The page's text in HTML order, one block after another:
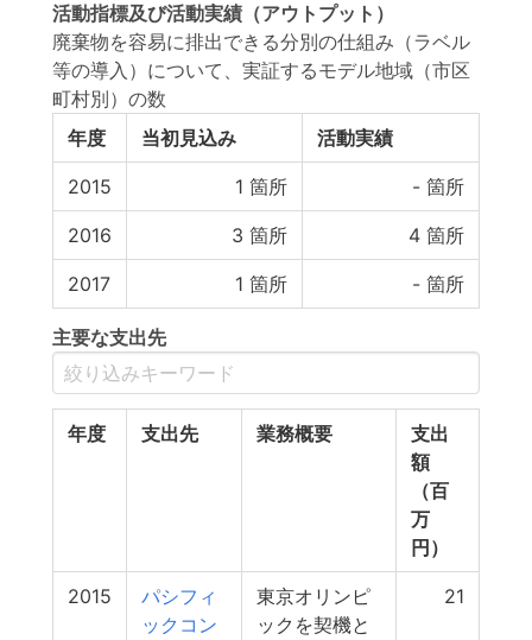
活動指標及び活動実績 （アウトプット）
廃棄物を容易に排出できる分別の仕組み（ラベル
等の導入）について、実証するモデル地域（市区
町村別）の数
年度
当初見込み 活動実績
2015 1 箇所 - 箇所
2016 3 箇所 4 箇所
2017 1 箇所 - 箇所
主要な支出先
年度 支出先 業務概要
支出
額
（百
万
円）
2015
パシフィ
ックコン
東京オリンピ
ックを契機と
21